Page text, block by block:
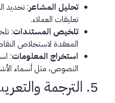
تحليل المشاعر: تحديد
تعليقات العملاء.
تلخيص المستندات:
المعقدة لاستخلاص
استخراج المعلومات:
النصوص، مثل أسماء
5. الترجمة والتعريب